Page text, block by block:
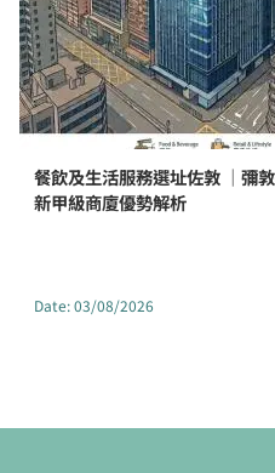
餐飲及生活服務選址佐敦 ｜彌
新甲級商廈優勢解析
Date:03/08/2026